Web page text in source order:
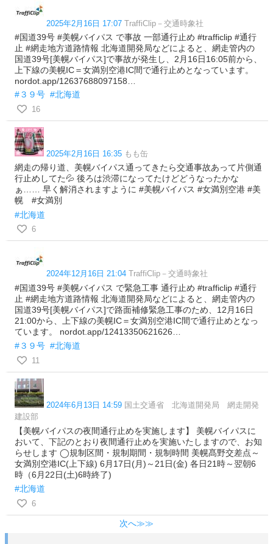
2025年2月16日 17:07 TraffiClip－交通時象社
#国道39号 #美幌バイパス で事故 一部通行止め #trafficlip #通行
止 #網走地方道路情報 北海道開発局などによると、網走管内の
国道39号[美幌バイパス]で事故が発生し、2月16日16:05前から、
上下線の美幌IC＝女満別空港IC間で通行止めとなっています。
nordot.app/12637688097158…
#３９号 #北海道
16
2025年2月16日 16:35 もも缶
網走の帰り道、美幌バイパス通ってきたら交通事故あって片側通
行止めしてた💦 後ろは渋滞になってたけどどうなったかな
ぁ…… 早く解消されますように #美幌バイパス #女満別空港 #美
幌 #女満別
#北海道
6
2024年12月16日 21:04 TraffiClip－交通時象社
#国道39号 #美幌バイパス で緊急工事 通行止め #trafficlip #通行
止 #網走地方道路情報 北海道開発局などによると、網走管内の
国道39号[美幌バイパス]で路面補修緊急工事のため、12月16日
21:00から、上下線の美幌IC＝女満別空港IC間で通行止めとなっ
ています。 nordot.app/12413350621626…
#３９号 #北海道
11
2024年6月13日 14:59 国土交通省 北海道開発局 網走開発
建設部
【美幌バイパスの夜間通行止めを実施します】 美幌バイパスに
おいて、下記のとおり夜間通行止めを実施いたしますので、お知
らせします ◯規制区間・規制期間・規制時間 美幌髙野交差点～
女満別空港IC(上下線) 6月17日(月)～21日(金) 各日21時～翌朝6
時（6月22日(土)6時終了)
#北海道
6
次へ≫≫